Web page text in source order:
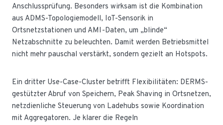
Anschlussprüfung. Besonders wirksam ist die Kombination
aus ADMS-Topologiemodell, IoT-Sensorik in
Ortsnetzstationen und AMI-Daten, um „blinde“
Netzabschnitte zu beleuchten. Damit werden Betriebsmittel
nicht mehr pauschal verstärkt, sondern gezielt an Hotspots.
Ein dritter Use-Case-Cluster betrifft Flexibilitäten: DERMS-
gestützter Abruf von Speichern, Peak Shaving in Ortsnetzen,
netzdienliche Steuerung von Ladehubs sowie Koordination
mit Aggregatoren. Je klarer die Regeln